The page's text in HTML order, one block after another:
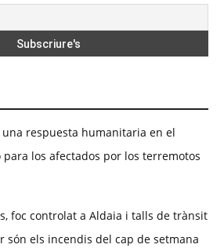
respuesta humanitaria en el
para los afectados por los terremotos
foc controlat a Aldaia i talls de trànsit
són els incendis del cap de setmana